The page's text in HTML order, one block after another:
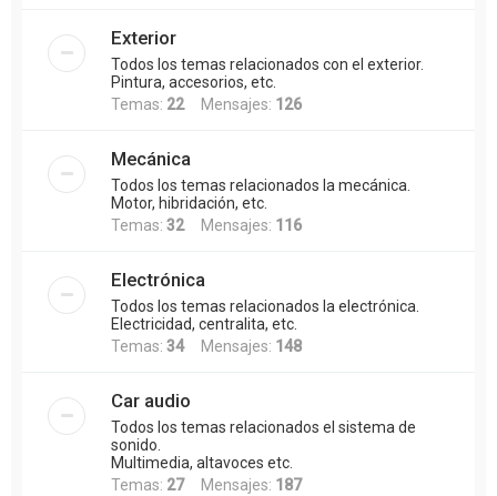
Exterior
Todos los temas relacionados con el exterior.
Pintura, accesorios, etc.
Temas: 22Mensajes: 126
Mecánica
Todos los temas relacionados la mecánica.
Motor, hibridación, etc.
Temas: 32Mensajes: 116
Electrónica
Todos los temas relacionados la electrónica.
Electricidad, centralita, etc.
Temas: 34Mensajes: 148
Car audio
Todos los temas relacionados el sistema de
sonido.
Multimedia, altavoces etc.
Temas: 27Mensajes: 187